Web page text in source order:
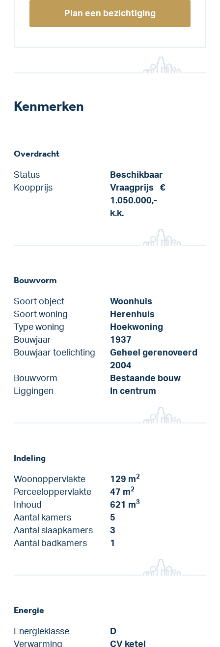
Plan een bezichtiging
Kenmerken
Overdracht
Status
Beschikbaar
Koopprijs
Vraagprijs
€
1.050.000,-
k.k.
Bouwvorm
Soort object
Woonhuis
Soort woning
Herenhuis
Type woning
Hoekwoning
Bouwjaar
1937
Bouwjaar toelichting
Geheel gerenoveerd
2004
Bouwvorm
Bestaande bouw
Liggingen
In centrum
Indeling
Woonoppervlakte 129 m2
Perceeloppervlakte 47 m2
Inhoud 621 m3
Aantal kamers
5
Aantal slaapkamers
3
Aantal badkamers
1
Energie
Energieklasse
D
Verwarming
CV ketel